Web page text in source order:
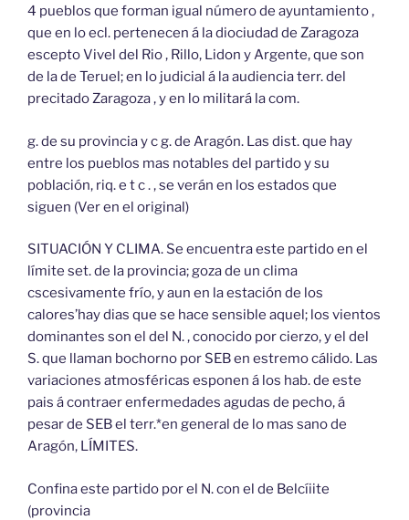
4 pueblos que forman igual número de ayuntamiento ,
que en lo ecl. pertenecen á la diociudad de Zaragoza
escepto Vivel del Rio , Rillo, Lidon y Argente, que son
de la de Teruel; en lo judicial á la audiencia terr. del
precitado Zaragoza , y en lo militará la com.
g. de su provincia y c g. de Aragón. Las dist. que hay
entre los pueblos mas notables del partido y su
población, riq. e t c . , se verán en los estados que
siguen (Ver en el original)
SITUACIÓN Y CLIMA. Se encuentra este partido en el
límite set. de la provincia; goza de un clima
cscesivamente frío, y aun en la estación de los
calores’hay dias que se hace sensible aquel; los vientos
dominantes son el del N. , conocido por cierzo, y el del
S. que llaman bochorno por SEB en estremo cálido. Las
variaciones atmosféricas esponen á los hab. de este
pais á contraer enfermedades agudas de pecho, á
pesar de SEB el terr.*en general de lo mas sano de
Aragón, LÍMITES.
Confina este partido por el N. con el de Belcíiite
(provincia